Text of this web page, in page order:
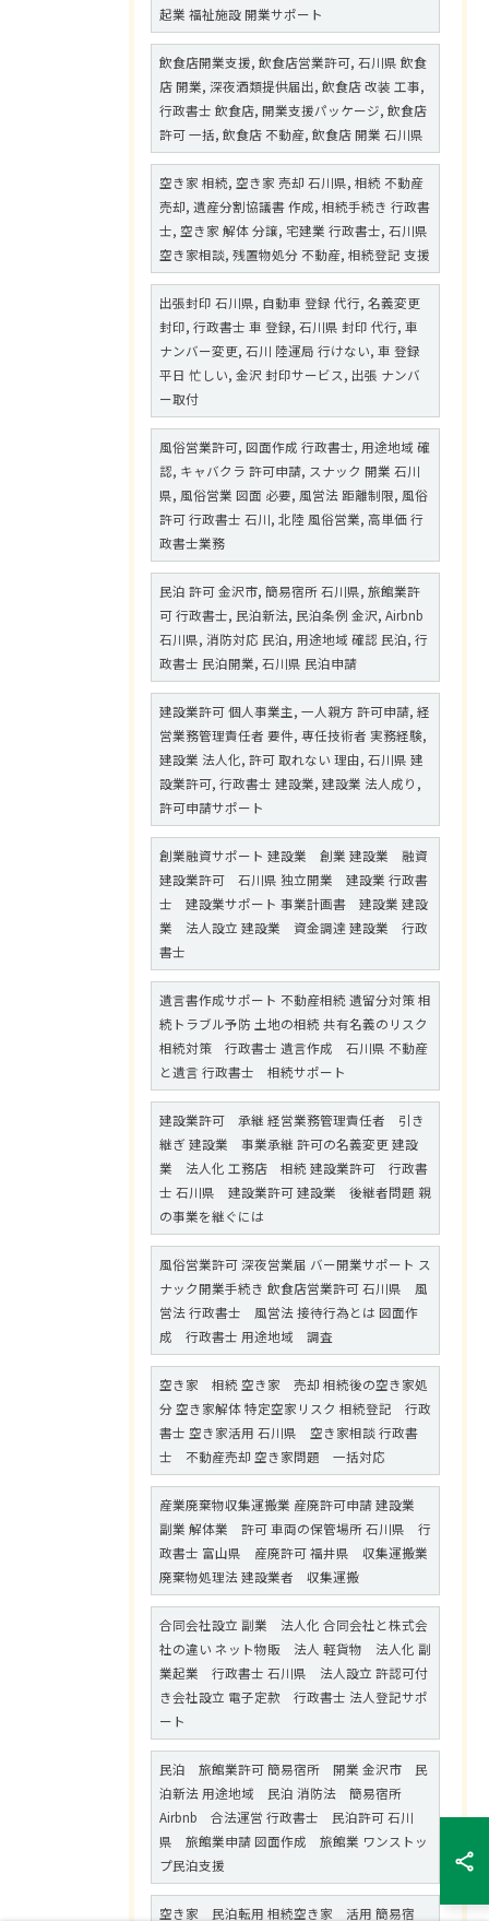
起業 福祉施設 開業サポート
飲食店開業支援, 飲食店営業許可, 石川県 飲食
店 開業, 深夜酒類提供届出, 飲食店 改装 工事,
行政書士 飲食店, 開業支援パッケージ, 飲食店
許可 一括, 飲食店 不動産, 飲食店 開業 石川県
空き家 相続, 空き家 売却 石川県, 相続 不動産
売却, 遺産分割協議書 作成, 相続手続き 行政書
士, 空き家 解体 分譲, 宅建業 行政書士, 石川県
空き家相談, 残置物処分 不動産, 相続登記 支援
出張封印 石川県, 自動車 登録 代行, 名義変更
封印, 行政書士 車 登録, 石川県 封印 代行, 車
ナンバー変更, 石川 陸運局 行けない, 車 登録
平日 忙しい, 金沢 封印サービス, 出張 ナンバ
ー取付
風俗営業許可, 図面作成 行政書士, 用途地域 確
認, キャバクラ 許可申請, スナック 開業 石川
県, 風俗営業 図面 必要, 風営法 距離制限, 風俗
許可 行政書士 石川, 北陸 風俗営業, 高単価 行
政書士業務
民泊 許可 金沢市, 簡易宿所 石川県, 旅館業許
可 行政書士, 民泊新法, 民泊条例 金沢, Airbnb
石川県, 消防対応 民泊, 用途地域 確認 民泊, 行
政書士 民泊開業, 石川県 民泊申請
建設業許可 個人事業主, 一人親方 許可申請, 経
営業務管理責任者 要件, 専任技術者 実務経験,
建設業 法人化, 許可 取れない 理由, 石川県 建
設業許可, 行政書士 建設業, 建設業 法人成り,
許可申請サポート
創業融資サポート 建設業 創業 建設業 融資
建設業許可 石川県 独立開業 建設業 行政書
士 建設業サポート 事業計画書 建設業 建設
業 法人設立 建設業 資金調達 建設業 行政
書士
遺言書作成サポート 不動産相続 遺留分対策 相
続トラブル予防 土地の相続 共有名義のリスク
相続対策 行政書士 遺言作成 石川県 不動産
と遺言 行政書士 相続サポート
建設業許可 承継 経営業務管理責任者 引き
継ぎ 建設業 事業承継 許可の名義変更 建設
業 法人化 工務店 相続 建設業許可 行政書
士 石川県 建設業許可 建設業 後継者問題 親
の事業を継ぐには
風俗営業許可 深夜営業届 バー開業サポート ス
ナック開業手続き 飲食店営業許可 石川県 風
営法 行政書士 風営法 接待行為とは 図面作
成 行政書士 用途地域 調査
空き家 相続 空き家 売却 相続後の空き家処
分 空き家解体 特定空家リスク 相続登記 行政
書士 空き家活用 石川県 空き家相談 行政書
士 不動産売却 空き家問題 一括対応
産業廃棄物収集運搬業 産廃許可申請 建設業
副業 解体業 許可 車両の保管場所 石川県 行
政書士 富山県 産廃許可 福井県 収集運搬業
廃棄物処理法 建設業者 収集運搬
合同会社設立 副業 法人化 合同会社と株式会
社の違い ネット物販 法人 軽貨物 法人化 副
業起業 行政書士 石川県 法人設立 許認可付
き会社設立 電子定款 行政書士 法人登記サポ
ート
民泊 旅館業許可 簡易宿所 開業 金沢市 民
泊新法 用途地域 民泊 消防法 簡易宿所
Airbnb 合法運営 行政書士 民泊許可 石川
県 旅館業申請 図面作成 旅館業 ワンストッ
プ民泊支援
空き家 民泊転用 相続空き家 活用 簡易宿